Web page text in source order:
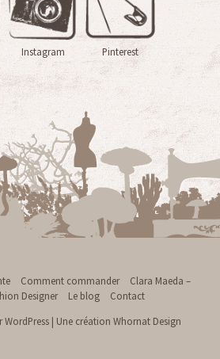
Instagram Pinterest
Comment commander
Clara Maeda –
Designer
Le blog
Contact
WordPress | Une création Whornat Design